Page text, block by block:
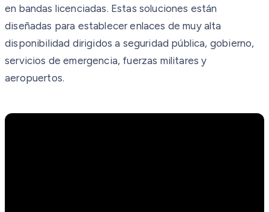
en bandas licenciadas. Estas soluciones están
diseñadas para establecer enlaces de muy alta
disponibilidad dirigidos a seguridad pública, gobierno,
servicios de emergencia, fuerzas militares y
aeropuertos.